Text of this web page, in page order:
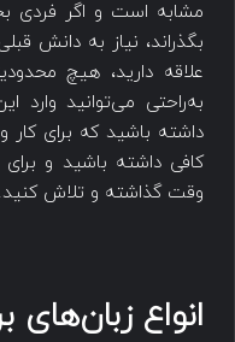
مشابه است و اگر فردی
بگذراند، نیاز به دانش
علاقه دارید، هیچ
به‌راحتی می‌توانید وارد
داشته باشید که برای
کافی داشته باشید و برای
وقت گذاشته و تلاش کنید.
انواع زبان‌های